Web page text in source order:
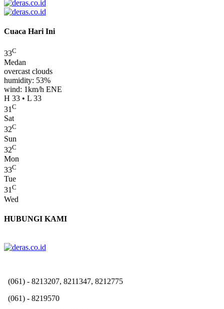
Cuaca Hari Ini
33C
Medan
overcast clouds
humidity: 53%
wind: 1km/h ENE
H 33 • L 33
31 C
Sat
32C
Sun
32C
Mon
33C
Tue
31C
Wed
HUBUNGI KAMI
(061) - 8213207, 8211347, 8212775
(061) - 8219570